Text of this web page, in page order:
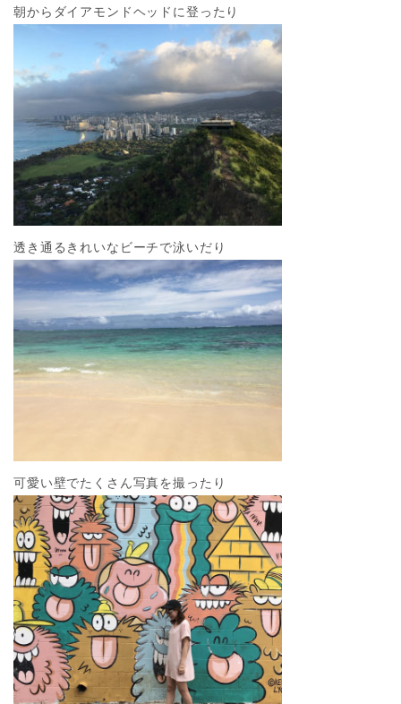
朝からダイアモンドヘッドに登ったり
透き通るきれいなビーチで泳いだり
可愛い壁でたくさん写真を撮ったり